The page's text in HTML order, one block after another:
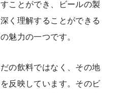
ことができ、ビールの製
く理解することができる
魅力の一つです。
の飲料ではなく、その地
反映しています。そのビ